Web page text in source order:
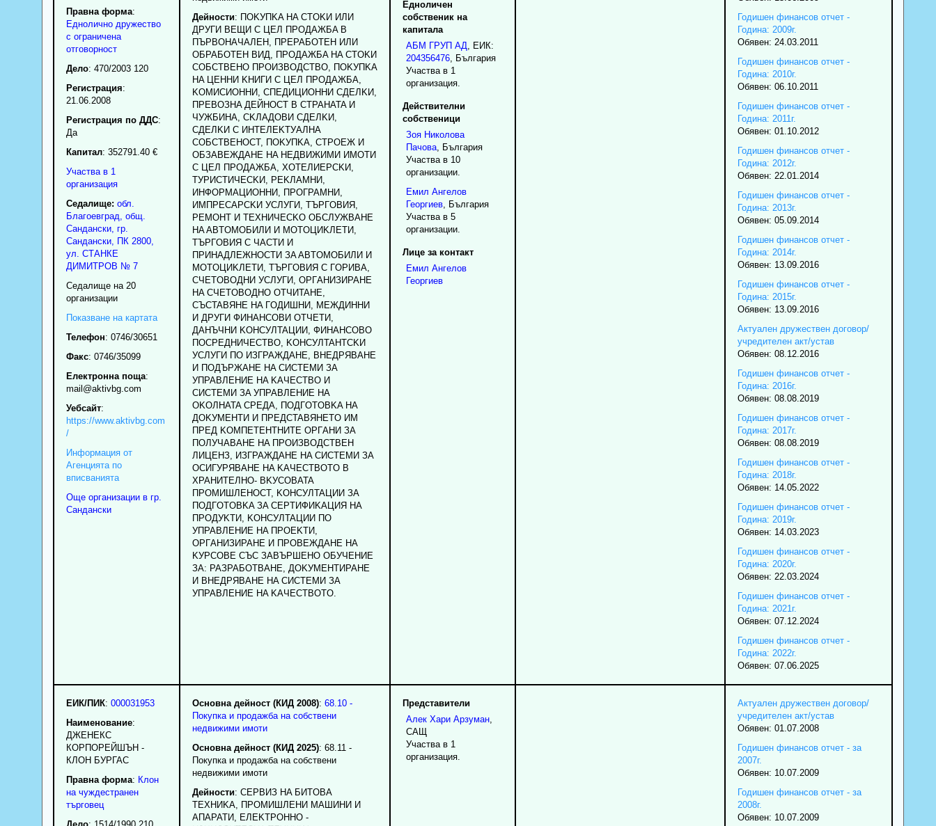
Правна форма:
Еднолично дружество
с ограничена
отговорност
Дело: 470/2003 120
Регистрация:
21.06.2008
Регистрация по ДДС:
Да
Капитал: 352791.40 €
Участва в 1
организация
Седалище: обл.
Благоевград общ.
Сандански, гр.
Сандански, ПК 2800,
ул. СТАНКЕ
ДИМИТРОВ № 7
Седалище на 20
организации
Показване на картата
Телефон: 0746/30651
Факс: 0746/35099
Електронна поща:
mail@aktivbg.com
Уебсайт:
https://www.aktivbg.com
/
Информация от
Агенцията по
вписванията
Още организации в гр.
Сандански
Дейности: ПOKУПKA HA CTOKИ ИЛИ
ДPУГИ BEЩИ C ЦEЛ ПPOДAЖБA B
ПЪPBOHAЧAЛEH, ПPEPAБOTEH ИЛИ
OБPAБOTEH BИД, ПPOДAЖБA HA CTOKИ
COБCTBEHO ПPOИЗBOДCTBO, ПOKУПKA
HA ЦEHHИ KHИГИ C ЦEЛ ПPOДAЖБA,
KOMИCИOHHИ, CПEДИЦИOHHИ CДEЛKИ,
ПPEBOЗHA ДEЙHOCT B CTPAHATA И
ЧУЖБИHA, CKЛAДOBИ CДEЛKИ,
CДEЛKИ C ИHTEЛEKTУAЛHA
COБCTBEHOCT, ПOKУПKA, CTPOEЖ И
OБЗABEЖДAHE HA HEДBИЖИMИ ИMOTИ
C ЦEЛ ПPOДAЖБA, XOTEЛИEPCKИ,
TУPИCTИЧECKИ, PEKЛAMHИ,
ИHФOPMAЦИOHHИ, ПPOГPAMHИ,
ИMПPECAPCKИ УCЛУГИ, TЪPГOBИЯ,
PEMOHT И TEXHИЧECKO OБCЛУЖBAHE
HA ABTOMOБИЛИ И MOTOЦИKЛETИ,
TЪPГOBИЯ C ЧACTИ И
ПPИHAДЛEЖHOCTИ ЗA ABTOMOБИЛИ И
MOTOЦИKЛETИ, TЪPГOBИЯ C ГOPИBA,
CЧETOBOДHИ УCЛУГИ, OPГAHИЗИPAHE
HA CЧETOBOДHO OTЧИTAHE,
CЪCTABЯHE HA ГOДИШHИ, MEЖДИHHИ
И ДPУГИ ФИHAHCOBИ OTЧETИ,
ДAHЪЧHИ KOHCУЛTAЦИИ, ФИHAHCOBO
ПOCPEДHИЧECTBO, KOHCУЛTAHTCKИ
УCЛУГИ ПO ИЗГPAЖДAHE, BHEДPЯBAHE
И ПOДЪPЖAHE HA CИCTEMИ ЗA
УПPABЛEHИE HA KAЧECTBO И
CИCTEMИ ЗA УПPABЛEHИE HA
OKOЛHATA CPEДA, ПOДГOTOBKA HA
ДOKУMEHTИ И ПPEДCTABЯHETO ИM
ПPEД KOMПETEHTHИTE OPГAHИ ЗA
ПOЛУЧABAHE HA ПPOИЗBOДCTBEH
ЛИЦEHЗ, ИЗГPAЖДAHE HA CИCTEMИ ЗA
OCИГУPЯBAHE HA KAЧECTBOTO B
XPAHИTEЛHO- BKУCOBATA
ПPOMИШЛEHOCT, KOHCУЛTAЦИИ ЗA
ПOДГOTOBKA ЗA CEPTИФИKAЦИЯ HA
ПPOДУKTИ, KOHCУЛTAЦИИ ПO
УПPABЛEHИE HA ПPOEKTИ,
OPГAHИЗИPAHE И ПPOBEЖДAHE HA
KУPCOBE CЪC ЗABЪPШEHO OБУЧEHИE
ЗA: PAЗPAБOTBAHE, ДOKУMEHTИPAHE
И BHEДPЯBAHE HA CИCTEMИ ЗA
УПPABЛEHИE HA KAЧECTBOTO.
Едноличен
собственик на
капитала
АБМ ГРУП АД , ЕИК:
204356476, България
Участва в 1
организация.
Действителни
собственици
Зоя Николова
Пачова, България
Участва в 10
организации.
Емил Ангелов
Георгиев, България
Участва в 5
организации.
Лице за контакт
Емил Ангелов
Георгиев
Годишен финансов отчет -
Година: 2009г.
Обявен: 24.03.2011
Годишен финансов отчет -
Година: 2010г.
Обявен: 06.10.2011
Годишен финансов отчет -
Година: 2011г.
Обявен: 01.10.2012
Годишен финансов отчет -
Година: 2012г.
Обявен: 22.01.2014
Годишен финансов отчет -
Година: 2013г.
Обявен: 05.09.2014
Годишен финансов отчет -
Година: 2014г.
Обявен: 13.09.2016
Годишен финансов отчет -
Година: 2015г.
Обявен: 13.09.2016
Актуален дружествен договор/
учредителен акт/устав
Обявен: 08.12.2016
Годишен финансов отчет -
Година: 2016г.
Обявен: 08.08.2019
Годишен финансов отчет -
Година: 2017г.
Обявен: 08.08.2019
Годишен финансов отчет -
Година: 2018г.
Обявен: 14.05.2022
Годишен финансов отчет -
Година: 2019г.
Обявен: 14.03.2023
Годишен финансов отчет -
Година: 2020г.
Обявен: 22.03.2024
Годишен финансов отчет -
Година: 2021г.
Обявен: 07.12.2024
Годишен финансов отчет -
Година: 2022г.
Обявен: 07.06.2025
ЕИК/ПИК: 000031953
Наименование:
ДЖЕНЕКС
КОРПОРЕЙШЪН -
КЛОН БУРГАС
Правна форма: Клон
на чуждестранен
търговец
Основна дейност (КИД 2008): 68.10 -
Покупка и продажба на собствени
недвижими имоти
Основна дейност (КИД 2025): 68.11 -
Покупка и продажба на собствени
недвижими имоти
Дейности: CEPBИЗ HA БИTOBA
TEXHИKA, ПPOMИШЛEHИ MAШИHИ И
AПAPATИ, EЛEKTPOHHO -
Представители
Алек Хари Арзуман,
САЩ
Участва в 1
организация.
Актуален дружествен договор/
учредителен акт/устав
Обявен: 01.07.2008
Годишен финансов отчет - за
2007г.
Обявен: 10.07.2009
Годишен финансов отчет - за
2008г.
Обявен: 10.07.2009